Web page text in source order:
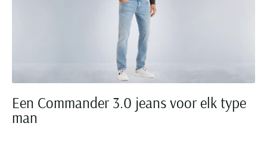
Een Commander 3.0 jeans voor elk type
man